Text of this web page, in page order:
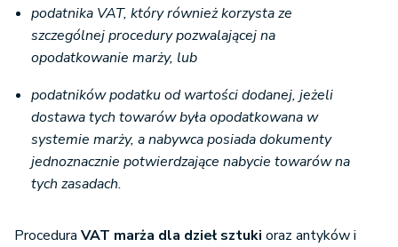
podatnika VAT, który również korzysta ze
szczególnej procedury pozwalającej na
opodatkowanie marży, lub
podatników podatku od wartości dodanej, jeżeli
dostawa tych towarów była opodatkowana w
systemie marży, a nabywca posiada dokumenty
jednoznacznie potwierdzające nabycie towarów na
tych zasadach.
Procedura VAT marża dla dzieł sztuki oraz antyków i